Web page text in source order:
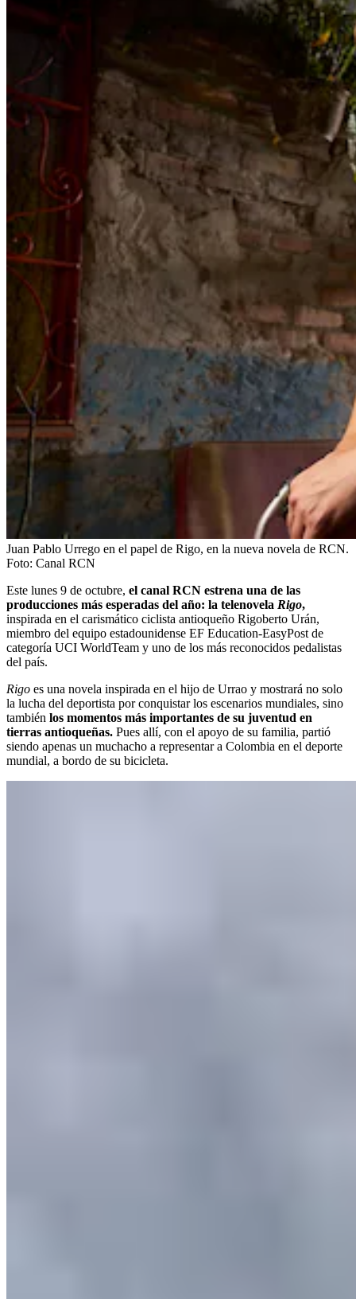
Juan Pablo Urrego en el papel de Rigo, en la nueva novela de RCN.
Foto: Canal RCN
Este lunes 9 de octubre, el canal RCN estrena una de las
producciones más esperadas del año: la telenovela Rigo,
inspirada en el carismático ciclista antioqueño Rigoberto Urán,
miembro del equipo estadounidense EF Education-EasyPost de
categoría UCI WorldTeam y uno de los más reconocidos pedalistas
del país.
Rigo es una novela inspirada en el hijo de Urrao y mostrará no solo
la lucha del deportista por conquistar los escenarios mundiales, sino
también los momentos más importantes de su juventud en
tierras antioqueñas. Pues allí, con el apoyo de su familia, partió
siendo apenas un muchacho a representar a Colombia en el deporte
mundial, a bordo de su bicicleta.